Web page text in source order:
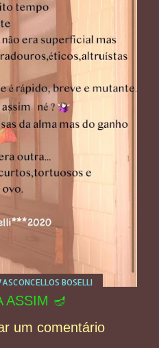
BOSELLI
ASSIM 🪔
um comentário